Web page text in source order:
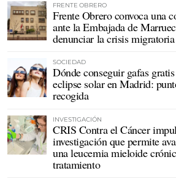
FRENTE OBRERO
Frente Obrero convoca una
ante la Embajada de
denunciar la crisis
SOCIEDAD
Dónde conseguir gafas
eclipse solar en Madrid:
recogida
INVESTIGACIÓN
CRIS Contra el Cáncer
investigación que permite
una leucemia mieloide
tratamiento